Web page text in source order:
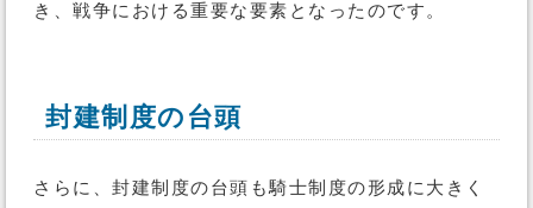
き、戦争における重要な要素となったのです。
封建制度の台頭
さらに、封建制度の台頭も騎士制度の形成に大きく